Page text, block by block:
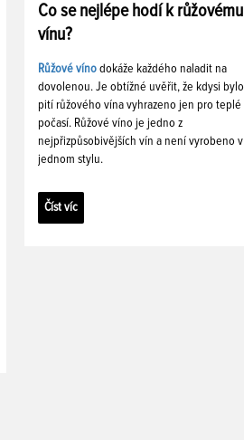
Co se nejlépe hodí k růžovému
vínu?
Růžové víno dokáže každého naladit na
dovolenou. Je obtížné uvěřit, že kdysi bylo
pití růžového vína vyhrazeno jen pro teplé
počasí. Růžové víno je jedno z
nejpřizpůsobivějších vín a není vyrobeno v
jednom stylu.
Číst víc